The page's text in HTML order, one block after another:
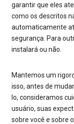
garantir que eles
como os descritos
automaticamente
segurança. Para
instalará ou não.
Mantemos um
isso, antes de
lo, consideramos
usuário, suas
sobre você e sobre